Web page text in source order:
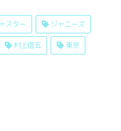
スター ジャニーズ
村上信五 東京